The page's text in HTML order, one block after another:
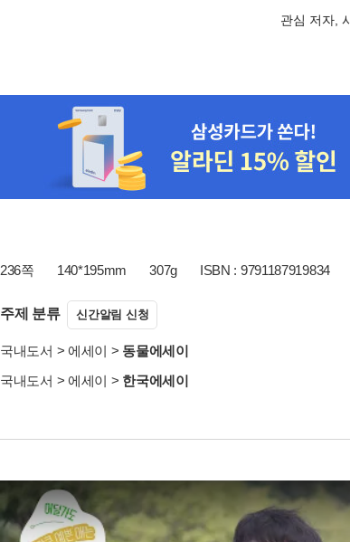
관심 저자,
236쪽 140*195mm 307g ISBN : 9791187919834
주제 분류 신간알림 신청
국내도서 > 에세이 > 동물에세이
국내도서 > 에세이 > 한국에세이